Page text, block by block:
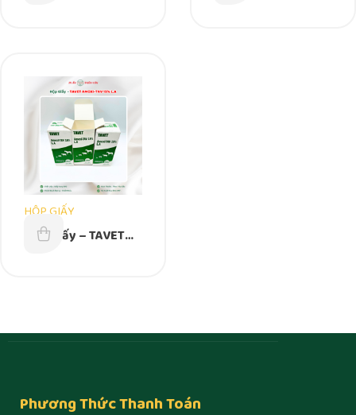
HỘP GIẤY
Hộp Giấy – TAVET
Phương Thức Thanh Toán